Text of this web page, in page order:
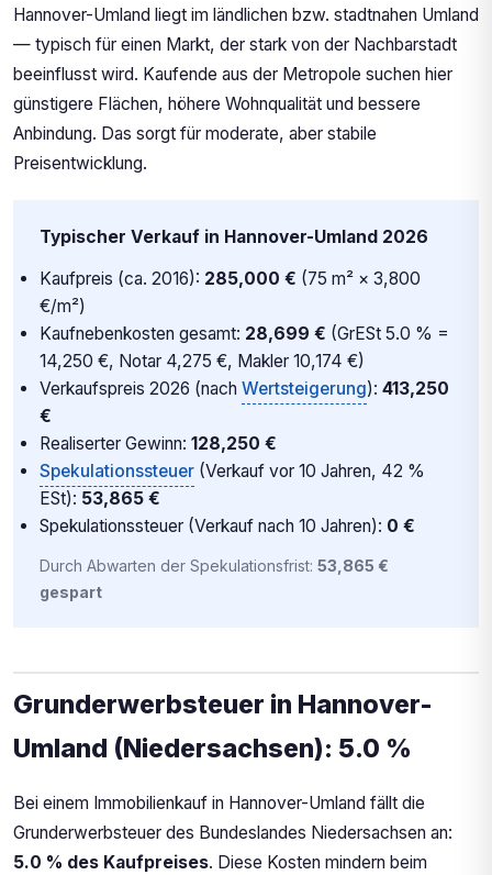
Hannover-Umland liegt im ländlichen bzw. stadtnahen Umland
— typisch für einen Markt, der stark von der Nachbarstadt
beeinflusst wird. Kaufende aus der Metropole suchen hier
günstigere Flächen, höhere Wohnqualität und bessere
Anbindung. Das sorgt für moderate, aber stabile
Preisentwicklung.
Typischer Verkauf in Hannover-Umland 2026
Kaufpreis (ca. 2016): 285,000 € (75 m² × 3,800
€/m²)
Kaufnebenkosten gesamt: 28,699 € (GrESt 5.0 % =
14,250 €, Notar 4,275 €, Makler 10,174 €)
Verkaufspreis 2026 (nach Wertsteigerung): 413,250
€
Realiserter Gewinn: 128,250 €
Spekulationssteuer (Verkauf vor 10 Jahren, 42 %
ESt): 53,865 €
Spekulationssteuer (Verkauf nach 10 Jahren): 0 €
Durch Abwarten der Spekulationsfrist: 53,865 €
gespart
Grunderwerbsteuer in Hannover-
Umland (Niedersachsen): 5.0 %
Bei einem Immobilienkauf in Hannover-Umland fällt die
Grunderwerbsteuer des Bundeslandes Niedersachsen an:
5.0 % des Kaufpreises. Diese Kosten mindern beim